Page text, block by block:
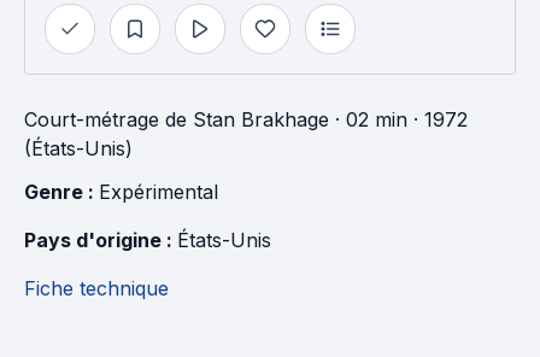
Court-métrage de Stan Brakhage · 02 min · 1972
(États-Unis)
Genre : Expérimental
Pays d'origine : États-Unis
Fiche technique